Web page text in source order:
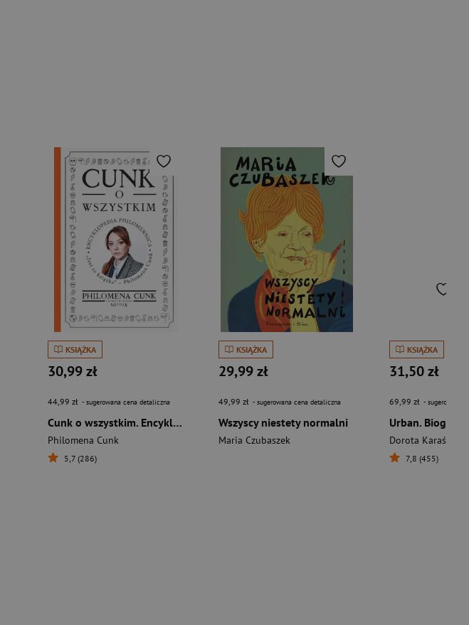
KSIĄŻKA
30,99 zł
44,99 zł - sugerowana cena detaliczna
Cunk o wszystkim. Encyklopedia Philomennica
Philomena Cunk
5,7 (286)
KSIĄŻKA
29,99 zł
49,99 zł - sugerowana cena detaliczna
Wszyscy niestety normalni
Maria Czubaszek
KSIĄŻKA
31,50 zł
69,99 zł - sugerowana
Urban. Biografia
Dorota Karaś
7,8 (455)